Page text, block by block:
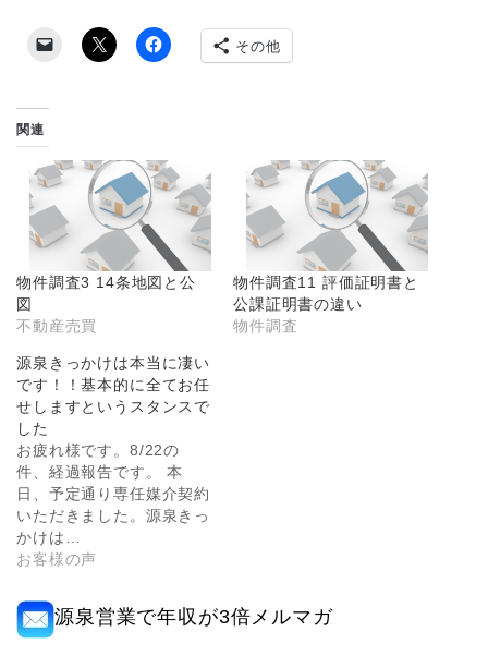
その他
関連
物件調査3 14条地図と公
図
不動産売買
物件調査11 評価証明書と
公課証明書の違い
物件調査
源泉きっかけは本当に凄い
です！！基本的に全てお任
せしますというスタンスで
した
お疲れ様です。8/22の
件、経過報告です。 本
日、予定通り専任媒介契約
いただきました。源泉きっ
かけは…
お客様の声
源泉営業で年収が3倍メルマガ